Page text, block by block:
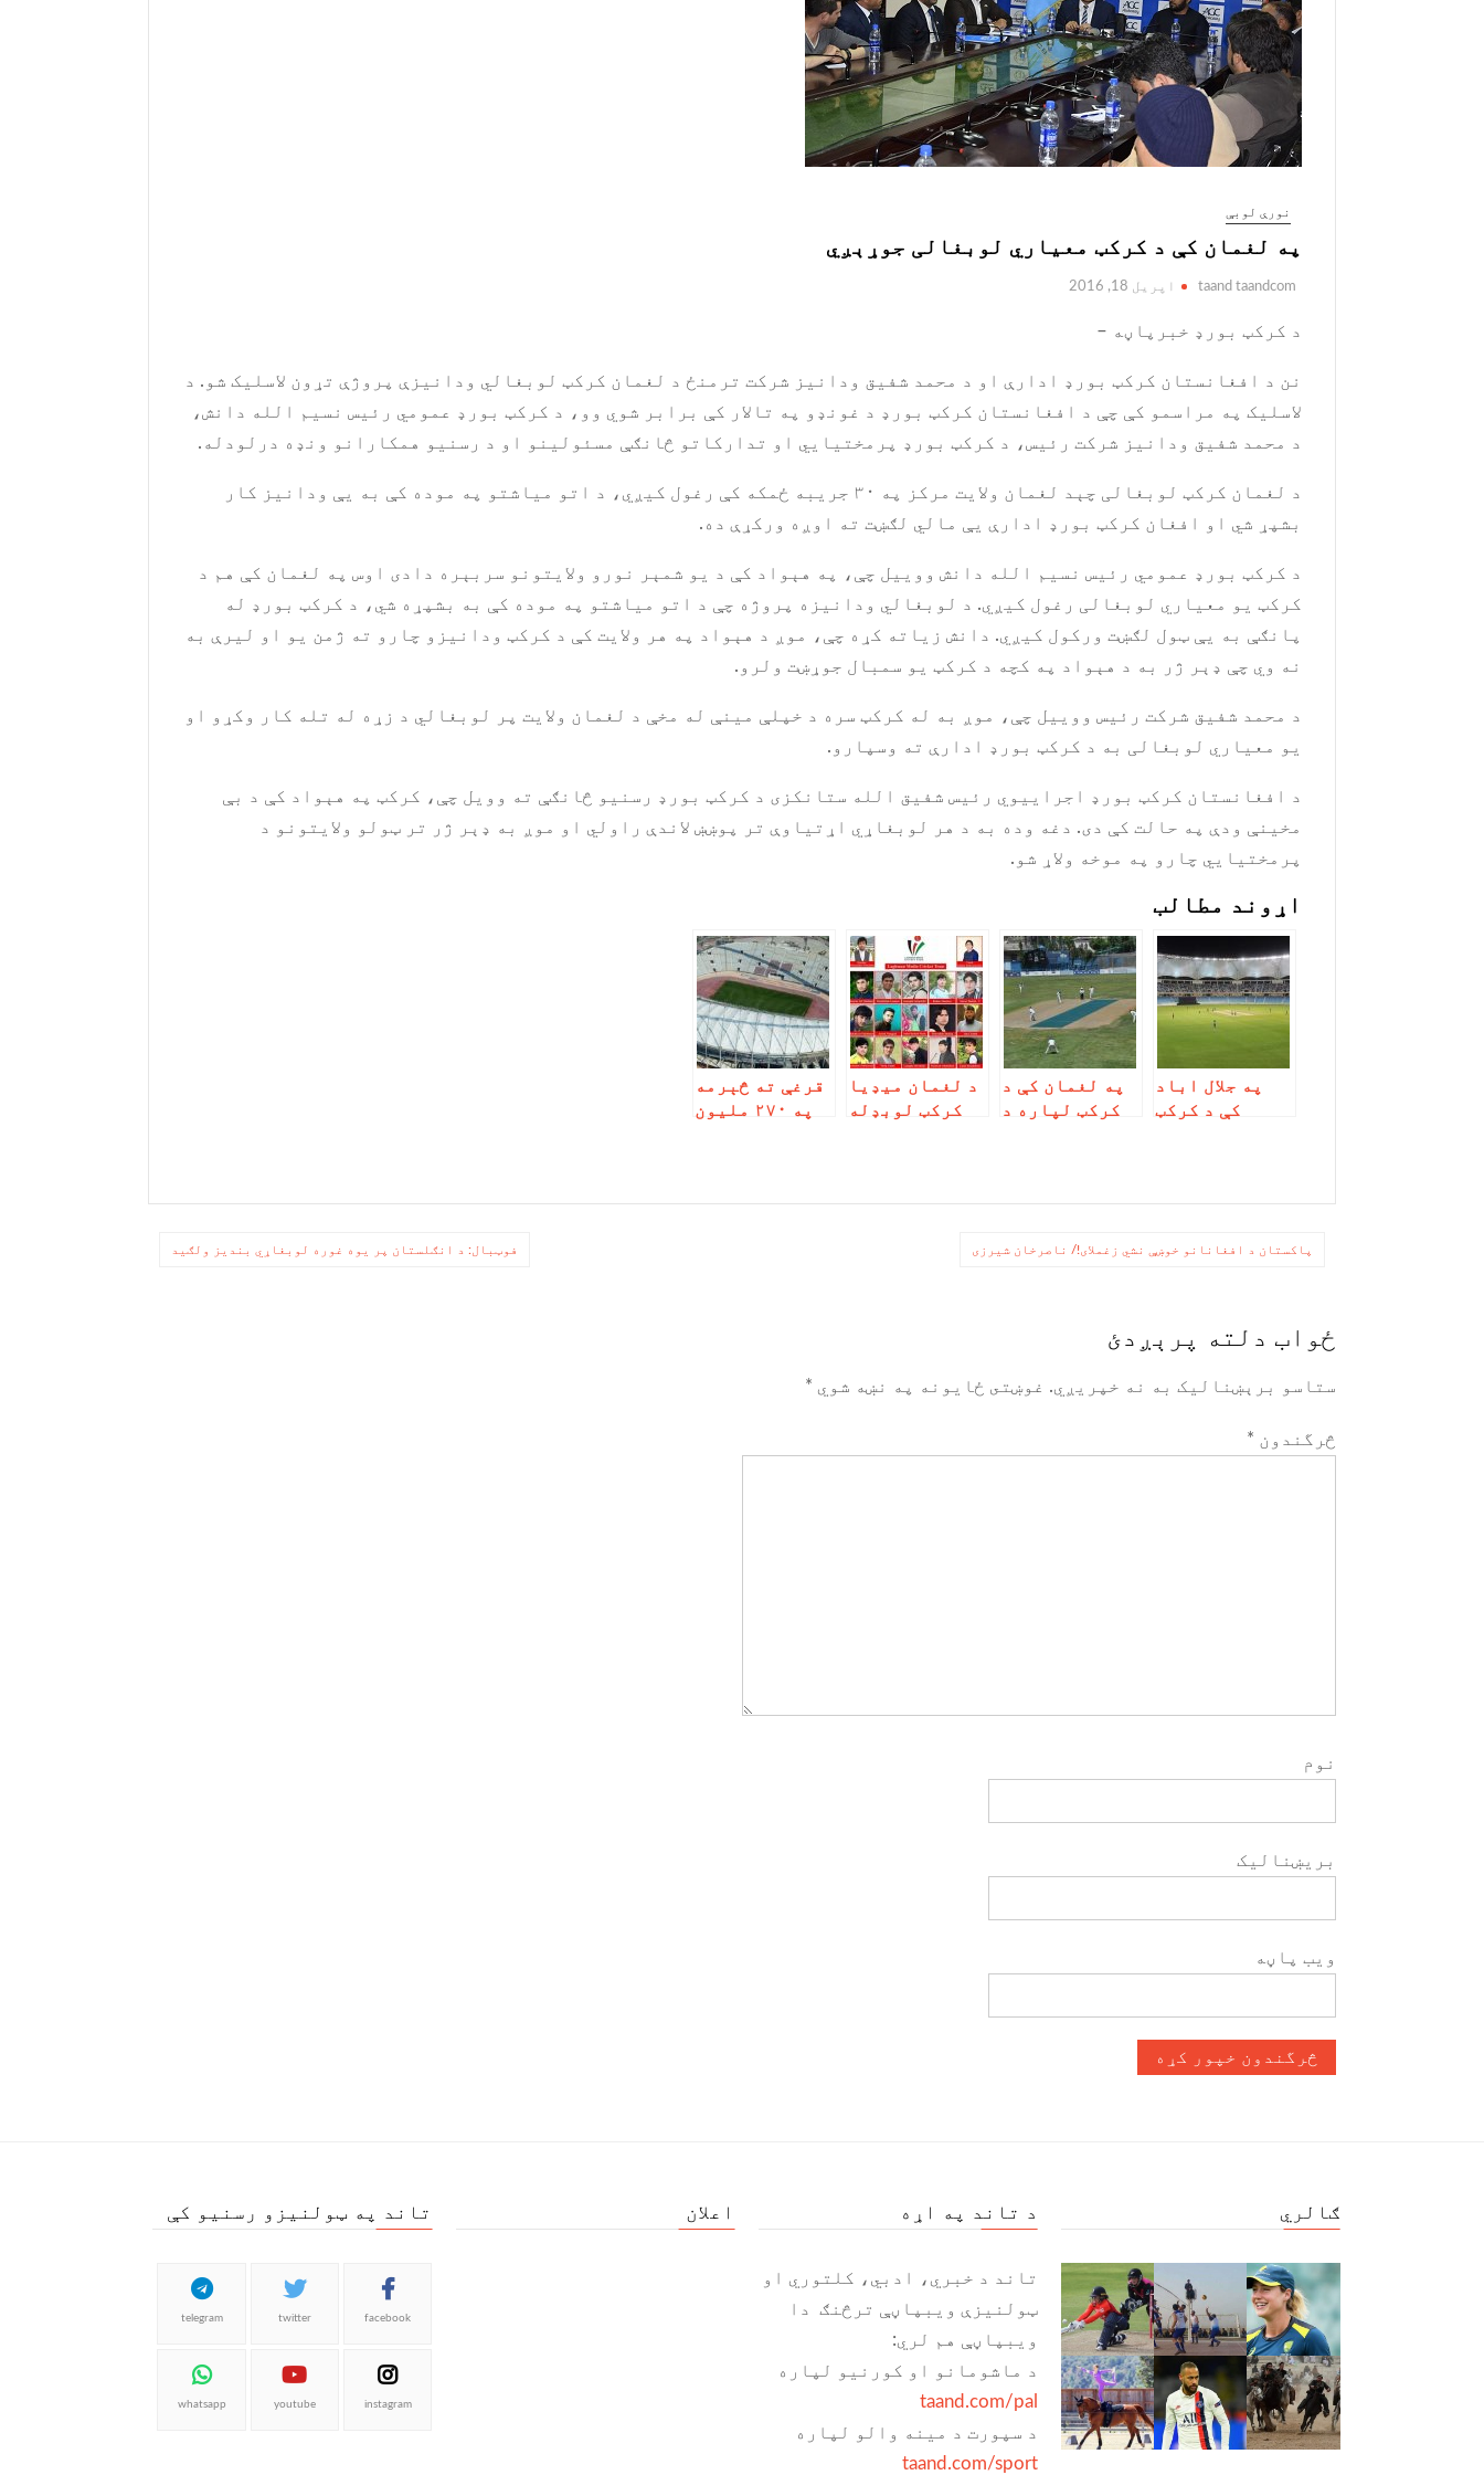
نورې لوبې
په لغمان کې د کرکټ معیاري لوبغالی جوړېږي
taand taandcom اپریل 18, 2016
د کرکټ بورډ خبرپاڼه –
نن د افغانستان کرکټ بورډ ادارې او د محمد شفیق ودانیز شرکت ترمنځ د لغمان کرکټ لوبغالي ودانیزې پروژې تړون لاسلیک شو. د
لاسلیک په مراسمو کې چې د افغانستان کرکټ بورډ د غونډو په تالار کې برابر شوي وو، د کرکټ بورډ عمومي رئیس نسیم الله دانش،
د محمد شفیق ودانیز شرکت رئیس، د کرکټ بورډ پرمختیایي او تدارکاتو څانګې مسئولینو او د رسنیو همکارانو ونډه درلودله.
د لغمان کرکټ لوبغالی چېد لغمان ولایت مرکز په ۳۰ جریبه ځمکه کې رغول کیږي، د اتو میاشتو په موده کې به یې ودانیز کار
بشپړ شي او افغان کرکټ بورډ ادارې یې مالي لګښت ته اوږه ورکړې ده.
د کرکټ بورډ عمومي رئیس نسیم الله دانش ووییل چې، په هېواد کې د یو شمېر نورو ولایتونو سربېره دادی اوس په لغمان کې هم د
کرکټ یو معیاري لوبغالی رغول کیږي. د لوبغالي ودانیزه پروژه چې د اتو میاشتو په موده کې به بشپړه شي، د کرکټ بورډ له
پانګې به یې ټول لګښت ورکول کیږي. دانش زیاته کړه چې، موږ د هېواد په هر ولایت کې د کرکټ ودانیزو چارو ته ژمن یو او لیرې به
نه وي چې ډېر ژر به د هېواد په کچه د کرکټ یو سمبال جوړښت ولرو.
د محمد شفیق شرکت رئیس ووییل چې، موږ به له کرکټ سره د خپلې مینې له مخې د لغمان ولایت پر لوبغالي د زړه له تله کار وکړو او
یو معیاري لوبغالی به د کرکټ بورډ ادارې ته وسپارو.
د افغانستان کرکټ بورډ اجراییوي رئیس شفیق الله ستانکزی د کرکټ بورډ رسنیو څانګې ته وویل چې، کرکټ په هېواد کې د بې
مخینې ودې په حالت کې دی. دغه وده به د هر لوبغاړي اړتیاوې تر پوښښ لاندې راولي او موږ به ډېر ژر تر ټولو ولایتونو د
پرمختیایي چارو په موخه ولاړ شو.
اړوند مطالب
په جلال اباد
کې د کرکټ
په لغمان کې د
کرکټ لپاره د
پیل شوې
د لغمان میډيا
کرکټ لوبډله
قرغې ته څېرمه
په ۲۷۰ ملیون
ليکنه
پاکستان د افغانانو خوښې نشي زغملای!/ ناصرخان شیرزی فوټبال: د انګلستان پر یوه غوره لوبغاړي بندیز ولګید
ځواب دلته پرېږدئ
ستاسو برېښناليک به نه خپريږي. غوښتى ځایونه په نښه شوي *
څرگندون *
نوم
بریښنالیک
ویب پاڼه
ګالري د تاند په اړه
تاند د خبري، ادبي، کلتوري او
ټولنیزې ویبپاڼې ترڅنګ دا
ویبپاڼې هم لري:
د ماشومانو او کورنیو لپاره
taand.com/pal
د سپورت د مینه والو لپاره
taand.com/sport
اعلان تاند په ټولنیزو رسنیو کې
facebook
twitter
telegram
instagram
youtube
whatsapp